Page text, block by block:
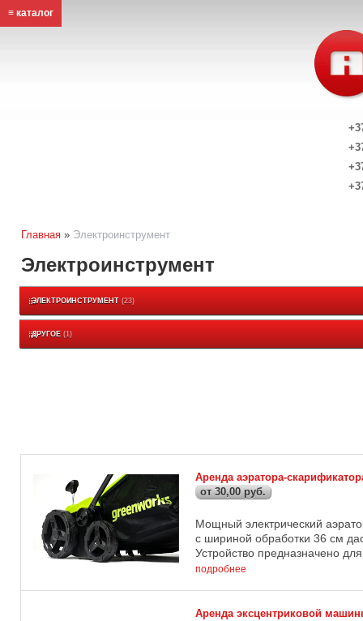
≡ каталог
Главная » Электроинструмент
Электроинструмент
ЭЛЕКТРОИНСТРУМЕНТ 23
ДРУГОЕ 1
Аренда аэратора-
от 30,00 руб.
Мощный электрический
с шириной обработки 36 см
Устройство предназначено
подробнее
Аренда эксцентриковой